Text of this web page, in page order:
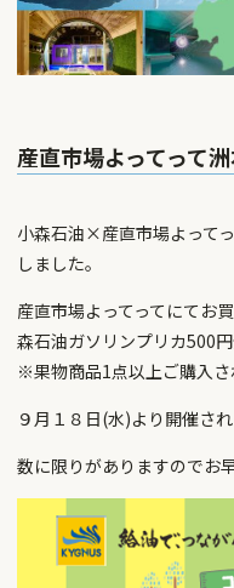
産直市場よってって
小森石油×産直市場よって
しました。
産直市場よってってにてお
森石油ガソリンプリカ500
※果物商品1点以上ご購入
９月１８日(水)より開催され
数に限りがありますのでお